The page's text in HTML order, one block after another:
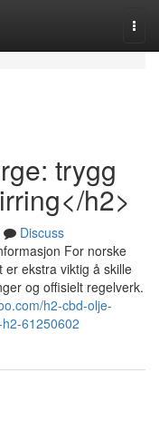
trygg
h2>
Discuss
For norske
ekstra viktig å skille
og offisielt regelverk.
h2-cbd-olje-
61250602